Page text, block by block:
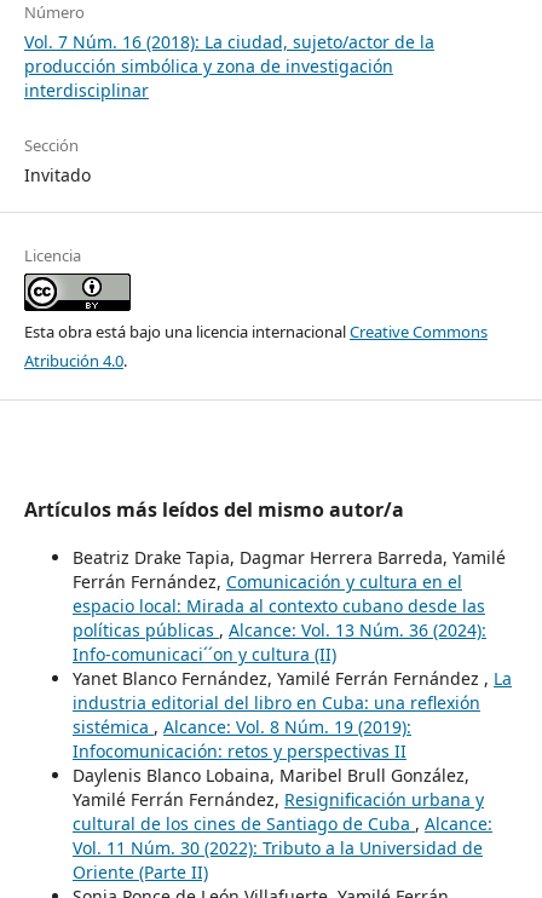
Número
Vol. 7 Núm. 16 (2018): La ciudad, sujeto/actor de la
producción simbólica y zona de investigación
interdisciplinar
Sección
Invitado
Licencia
Esta obra está bajo una licencia internacionalCreative Commons
Atribución 4.0.
Artículos más leídos del mismo autor/a
Beatriz Drake Tapia, Dagmar Herrera Barreda, Yamilé
Ferrán Fernández, Comunicación y cultura en el
espacio local: Mirada al contexto cubano desde las
políticas públicas , Alcance: Vol. 13 Núm. 36 (2024):
Info-comunicaci´´on y cultura (II)
Yanet Blanco Fernández, Yamilé Ferrán Fernández , La
industria editorial del libro en Cuba: una reflexión
sistémica , Alcance: Vol. 8 Núm. 19 (2019):
Infocomunicación: retos y perspectivas II
Daylenis Blanco Lobaina, Maribel Brull González,
Yamilé Ferrán Fernández, Resignificación urbana y
cultural de los cines de Santiago de Cuba , Alcance:
Vol. 11 Núm. 30 (2022): Tributo a la Universidad de
Oriente (Parte II)